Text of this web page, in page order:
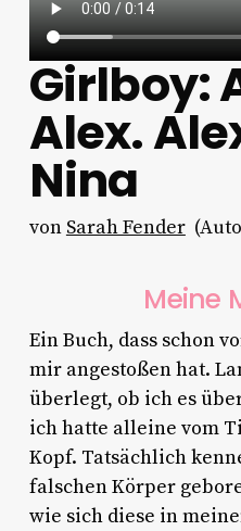
Girlboy:
Alex.
Nina
von Sarah Fender
Meine
Ein Buch, dass schon
mir angestoßen hat.
überlegt, ob ich es
ich hatte alleine vom
Kopf. Tatsächlich
falschen Körper
wie sich diese in